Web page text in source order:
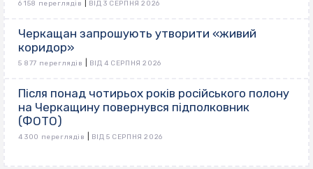
6 158 переглядів ВІД 3 СЕРПНЯ 2026
Черкащан запрошують утворити «живий
коридор»
5 877 переглядів ВІД 4 СЕРПНЯ 2026
Після понад чотирьох років російського полону
на Черкащину повернувся підполковник
(ФОТО)
4 300 переглядів ВІД 5 СЕРПНЯ 2026